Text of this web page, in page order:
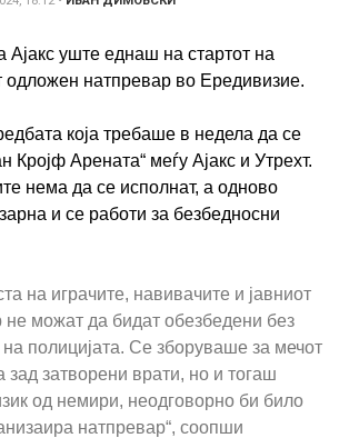
Ајакс уште еднаш на стартот на
одложен натпревар во Ередивизие.
која требаше в недела да се
Кројф Арената“ меѓу Ајакс и Утрехт.
нема да се исполнат, а одново
и се работи за безбедносни
на играчите, навивачите и јавниот
не можат да бидат обезбедени без
полицијата. Се зборуваше за мечот
зад затворени врати, но и тогаш
од немири, неодговорно би било
натпревар“, соопши